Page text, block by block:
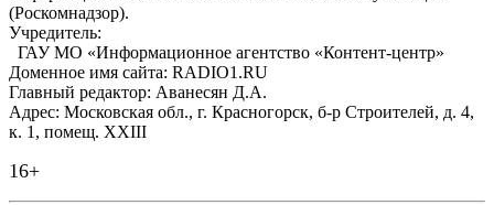
(Роскомнадзор).
Учредитель:
ГАУ МО «Информационное агентство «Контент-центр»
Доменное имя сайта: RADIO1.RU
Главный редактор: Аванесян Д.А.
Адрес: Московская обл., г. Красногорск, б-р Строителей, д. 4,
к. 1, помещ. XXIII
16+